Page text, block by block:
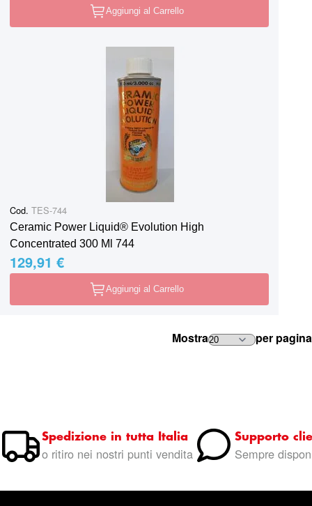
Aggiungi al Carrello
Cod. TES-744
Ceramic Power Liquid® Evolution High
Concentrated 300 Ml 744
129,91 €
Aggiungi al Carrello
Mostra per pagina
Spedizione in tutta Italia
o ritiro nei nostri punti vendita
Supporto
Sempre